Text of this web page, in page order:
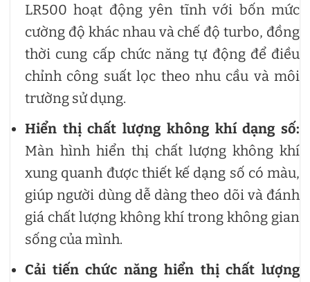
LR500 hoạt động yên tĩnh với bốn mức
cường độ khác nhau và chế độ turbo, đồng
thời cung cấp chức năng tự động để điều
chỉnh công suất lọc theo nhu cầu và môi
trường sử dụng.
Hiển thị chất lượng không khí dạng số:
Màn hình hiển thị chất lượng không khí
xung quanh được thiết kế dạng số có màu,
giúp người dùng dễ dàng theo dõi và đánh
giá chất lượng không khí trong không gian
sống của mình.
Cải tiến chức năng hiển thị chất lượng